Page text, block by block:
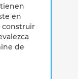
en
construir
de